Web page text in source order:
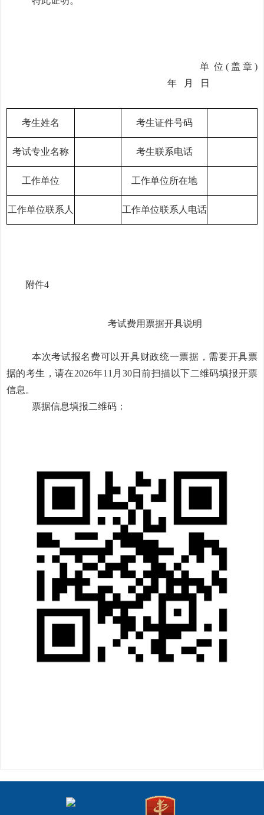
单 位 ( 盖 章 )
年
月 日
考生姓名 考生证件号码
考试专业名称 考生联系电话
工作单位 工作单位所在地
工作单位联系人 工作单位联系人电话
附件4
考试费用票据开具说明
本次考试报名费可以开具财政统一票据，需要开具票
据的考生，请在2026年1 1 月 30日前扫描以下二维码填报开票
信息 。
票据信息填报二维码：